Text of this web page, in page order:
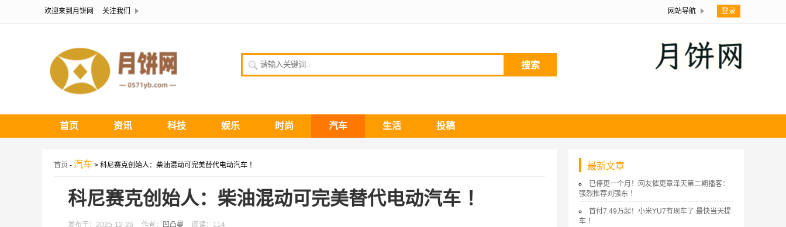
欢迎来到月饼网 关注我们 网站导航 登录
请输入关键词 搜索
首页 资讯 科技 娱乐 时尚 汽车 生活 投稿
首页 - 汽车 > 科尼赛克创始人：柴油混动可完美替代电动汽车 ！
科尼赛克创始人：柴油混动可完美替代电动汽车 ！
发布于：2025-12-26 作者： 凹凸曼 阅读：114
最新文章
已停更一个月！网友催更章泽天第二期播客：
强烈推荐刘强东 ！
首付7.49万起！小米YU7有现车了 最快当天提
车 ！